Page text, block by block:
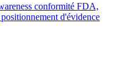
conformité FDA,
d'évidence